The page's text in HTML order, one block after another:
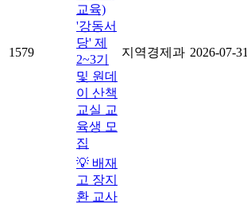
1579
교육)
'강동서
당' 제
2~3기
및 원데
이 산책
교실 교
육생 모
집
지역경제과 2026-07-31
💡 배재
고 장지
환 교사